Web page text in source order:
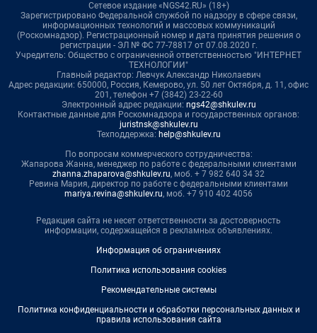
Сетевое издание «NGS42.RU» (18+)
Зарегистрировано Федеральной службой по надзору в сфере связи,
информационных технологий и массовых коммуникаций
(Роскомнадзор). Регистрационный номер и дата принятия решения о
регистрации - ЭЛ № ФС 77-78817 от 07.08.2020 г.
Учредитель: Общество с ограниченной ответственностью "ИНТЕРНЕТ
ТЕХНОЛОГИИ"
Главный редактор: Левчук Александр Николаевич
Адрес редакции: 650000, Россия, Кемерово, ул. 50 лет Октября, д. 11, офис
201, телефон +7 (3842) 23-22-60
Электронный адрес редакции: ngs42@shkulev.ru
Контактные данные для Роскомнадзора и государственных органов:
juristnsk@shkulev.ru
Техподдержка: help@shkulev.ru
По вопросам коммерческого сотрудничества:
Жапарова Жанна, менеджер по работе с федеральными клиентами
zhanna.zhaparova@shkulev.ru, моб. + 7 982 640 34 32
Ревина Мария, директор по работе с федеральными клиентами
mariya.revina@shkulev.ru, моб. +7 910 402 4056
Редакция сайта не несет ответственности за достоверность
информации, содержащейся в рекламных объявлениях.
Информация об ограничениях
Политика использования cookies
Рекомендательные системы
Политика конфиденциальности и обработки персональных данных и
правила использования сайта